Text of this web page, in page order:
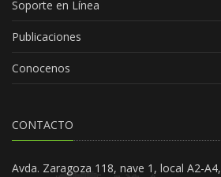
Soporte en Línea
Publicaciones
Conocenos
CONTACTO
Avda. Zaragoza 118, nave 1, local A2-A4,